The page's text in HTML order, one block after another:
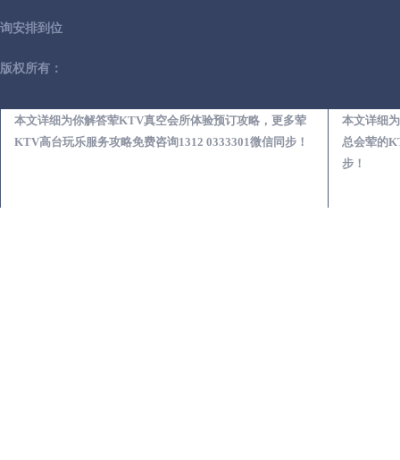
本文详细为你解答荤KTV真空会所体验预订攻略，更多荤
KTV高台玩乐服务攻略免费咨询1312 0333301微信同步！
本文详细
总会荤的
步！
询安排到位
版权所有：